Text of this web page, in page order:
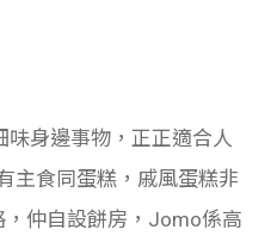
身邊事物，正正適合人
主食同蛋糕，戚風蛋糕非
仲自設餅房，Jomo係高